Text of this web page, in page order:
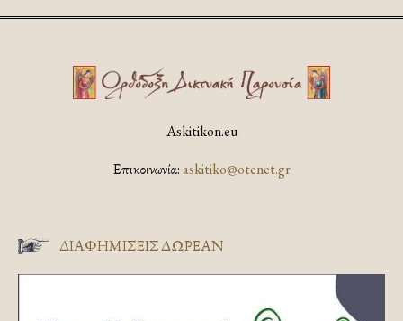
Askitikon.eu
Επικοινωνία:askitiko@otenet.gr
ΔΙΑΦΗΜΊΣΕΙΣ ΔΩΡΕΆΝ